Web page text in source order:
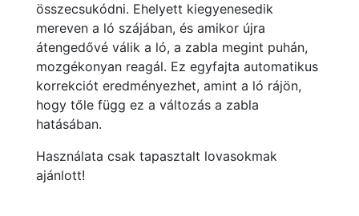
összecsukódni. Ehelyett kiegyenesedik
mereven a ló szájában, és amikor újra
átengedővé válik a ló, a zabla megint puhán,
mozgékonyan reagál. Ez egyfajta automatikus
korrekciót eredményezhet, amint a ló rájön,
hogy tőle függ ez a változás a zabla
hatásában.
Használata csak tapasztalt lovasokmak
ajánlott!